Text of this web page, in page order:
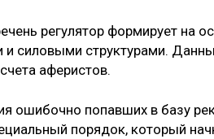
регулятор формирует на
и силовыми структурами.
аферистов.
ошибочно попавших в базу
порядок, который